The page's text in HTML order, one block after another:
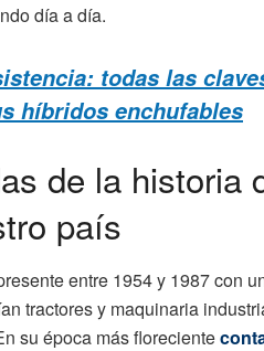
día a día.
todas las
híbridos enchufables
de la historia
país
entre 1954 y 1987 con
tractores y maquinaria
su época más floreciente